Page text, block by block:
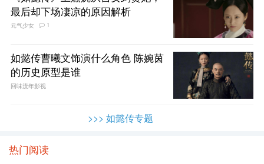
最后却下场凄凉的原因解析
元气少女 1
如懿传曹曦文饰演什么角色 陈婉茵
的历史原型是谁
回味流年影视
>>> 如懿传专题
热门阅读